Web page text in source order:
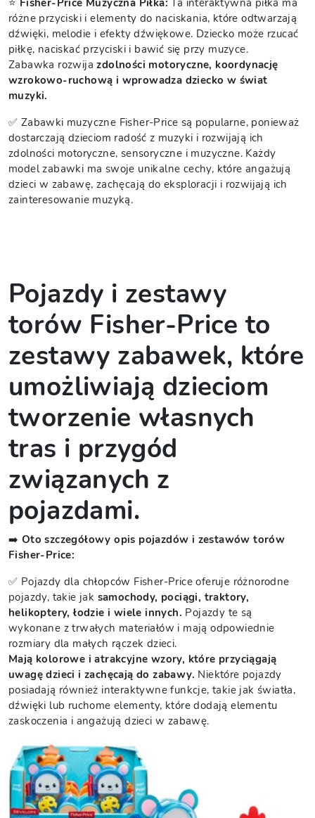
⭐ Fisher-Price Muzyczna Piłka: Ta interaktywna piłka ma
różne przyciski i elementy do naciskania, które odtwarzają
dźwięki, melodie i efekty dźwiękowe. Dziecko może rzucać
piłkę, naciskać przyciski i bawić się przy muzyce.
Zabawka rozwijazdolności motoryczne, koordynację
wzrokowo-ruchową i wprowadza dziecko w świat
muzyki.
✅ Zabawki muzyczne Fisher-Price są popularne, ponieważ
dostarczają dzieciom radość z muzyki i rozwijają ich
zdolności motoryczne, sensoryczne i muzyczne. Każdy
model zabawki ma swoje unikalne cechy, które angażują
dzieci w zabawę, zachęcają do eksploracji i rozwijają ich
zainteresowanie muzyką.
Pojazdy i zestawy
torów Fisher-Price to
zestawy zabawek, które
umożliwiają dzieciom
tworzenie własnych
tras i przygód
związanych z
pojazdami.
➡️ Oto szczegółowy opis pojazdów i zestawów torów
Fisher-Price:
✅ Pojazdy dla chłopców Fisher-Price oferuje różnorodne
pojazdy, takie jak samochody, pociągi, traktory,
helikoptery, łodzie i wiele innych. Pojazdy te są
wykonane z trwałych materiałów i mają odpowiednie
rozmiary dla małych rączek dzieci.
Mają kolorowe i atrakcyjne wzory, które przyciągają
uwagę dzieci i zachęcają do zabawy. Niektóre pojazdy
posiadają również interaktywne funkcje, takie jak światła,
dźwięki lub ruchome elementy, które dodają elementu
zaskoczenia i angażują dzieci w zabawę.